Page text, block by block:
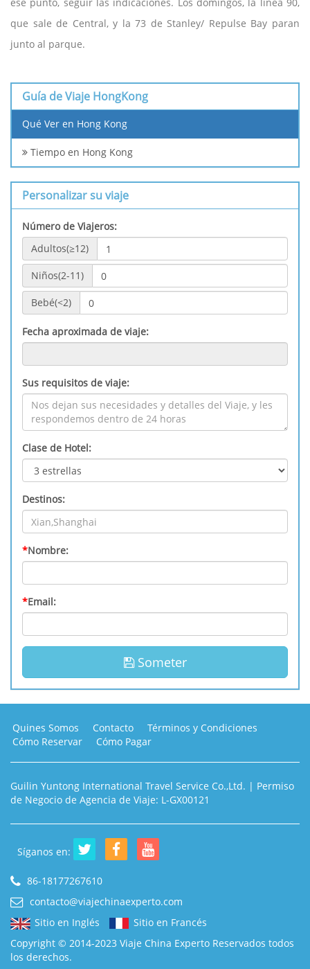
que sale de Central, y la 73 de Stanley/ Repulse Bay paran
junto al parque.
Guía de Viaje HongKong
Qué Ver en Hong Kong
Tiempo en Hong Kong
Personalizar su viaje
Número de Viajeros:
Adultos(≥12)
Niños(2-11)
Bebé(<2)
Fecha aproximada de viaje:
Sus requisitos de viaje:
Clase de Hotel:
Destinos:
*Nombre:
*Email:
Someter
Quines Somos Contacto
Términos y Condiciones
Cómo Reservar
Cómo Pagar
Guilin Yuntong International Travel Service Co.,Ltd. | Permiso
de Negocio de Agencia de Viaje: L-GX00121
Síganos en:
86-18177267610
contacto@viajechinaexperto.com
Sitio en Inglés
Sitio en Francés
Copyright © 2014-2023 Viaje China Experto Reservados todos
los derechos.